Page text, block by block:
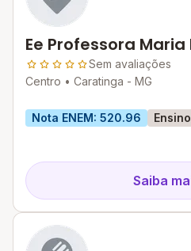
Ee Professora Maria
Sem avaliações
Centro • Caratinga - MG
Nota ENEM: 520.96
Saiba